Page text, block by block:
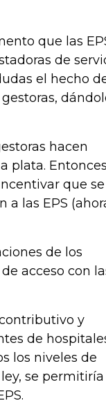
que las
de
el hecho
hacen
plata.
que se
a las EPS
de los
acceso con
y
de
los niveles de
se permitiría